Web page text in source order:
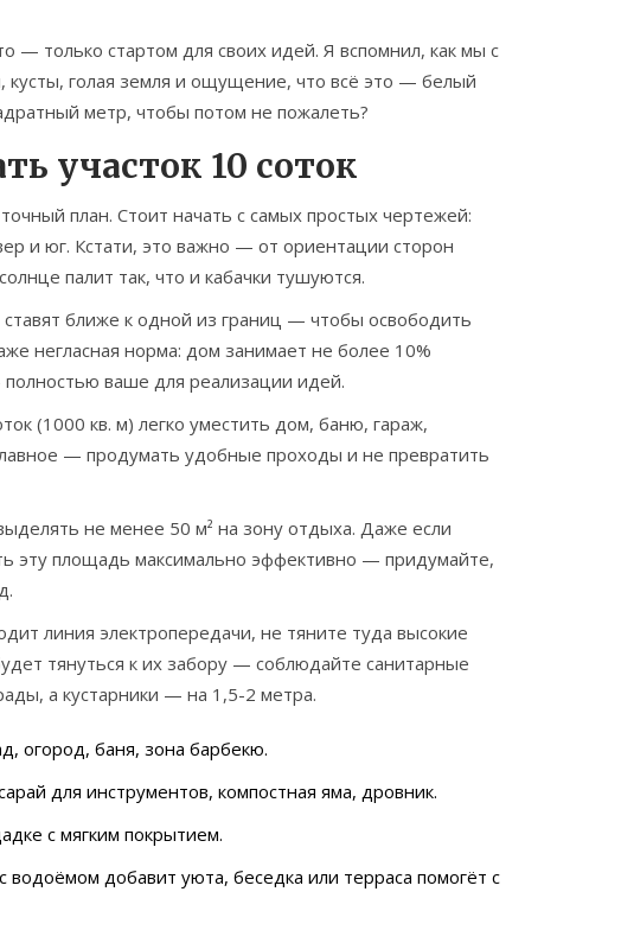
— только стартом для своих идей. Я вспомнил, как мы с
кусты, голая земля и ощущение, что всё это — белый
метр, чтобы потом не пожалеть?
участок 10 соток
план. Стоит начать с самых простых чертежей:
и юг. Кстати, это важно — от ориентации сторон
палит так, что и кабачки тушуются.
ближе к одной из границ — чтобы освободить
негласная норма: дом занимает не более 10%
полностью ваше для реализации идей.
(1000 кв. м) легко уместить дом, баню, гараж,
— продумать удобные проходы и не превратить
не менее 50 м² на зону отдыха. Даже если
эту площадь максимально эффективно — придумайте,
линия электропередачи, не тяните туда высокие
тянуться к их забору — соблюдайте санитарные
а кустарники — на 1,5-2 метра.
огород, баня, зона барбекю.
для инструментов, компостная яма, дровник.
с мягким покрытием.
добавит уюта, беседка или терраса помогёт с